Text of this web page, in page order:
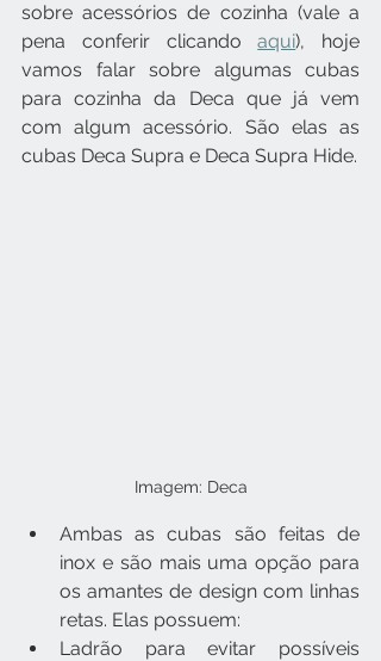
sobre acessórios de cozinha (vale a
pena conferir clicando aqui), hoje
vamos falar sobre algumas cubas
para cozinha da Deca que já vem
com algum acessório. São elas as
cubas Deca Supra e Deca Supra Hide.
Imagem: Deca
Ambas as cubas são feitas de
inox e são mais uma opção para
os amantes de design com linhas
retas. Elas possuem:
Ladrão para evitar possíveis